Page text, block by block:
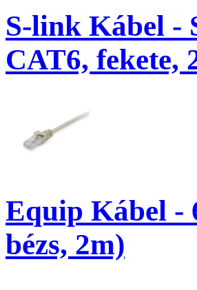
S-link Kábel -
CAT6, fekete,
Equip Kábel -
bézs, 2m)